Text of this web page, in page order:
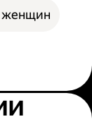
женщин